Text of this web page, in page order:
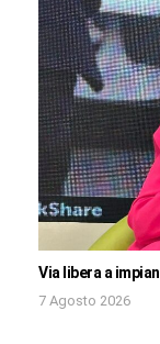
Via libera a
7 Agosto 2026